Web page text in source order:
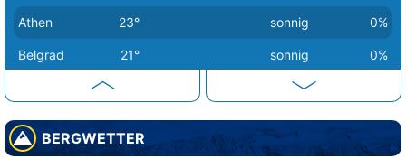
Athen 23° sonnig 0%
Belgrad 21° sonnig 0%
sonnig
Bern 20° sonnig 2%
Bratislava 16° sonnig 1%
BERGWETTER